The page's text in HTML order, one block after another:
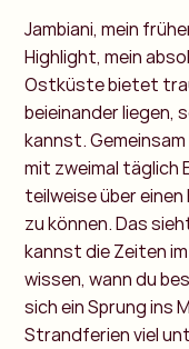
Jambiani, mein
Highlight, mein
Ostküste bietet
beieinander liegen,
kannst.
mit zweimal täglich
teilweise über
zu können. Das
kannst die Zeiten
wissen, wann du
sich ein Sprung ins
Strandferien viel